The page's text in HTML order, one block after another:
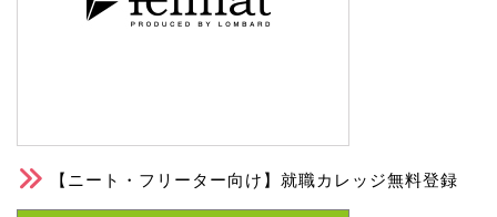
【ニート・フリーター向け】就職カレッジ無料登録